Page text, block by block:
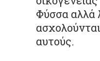
Φύσσα αλλά
αυτούς.